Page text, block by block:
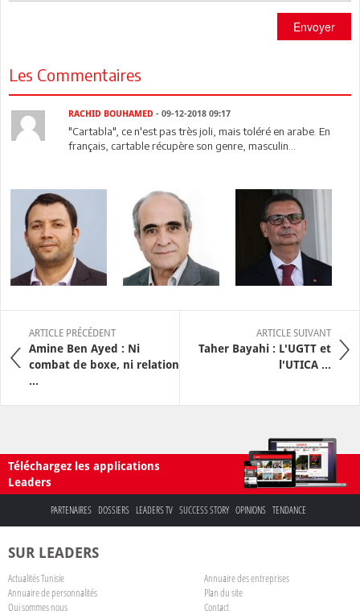
Envoyer
Les Commentaires
RACHID BOUHAMED - 09-12-2018 09:17
"Cartabla", ce n'est pas très joli, mais toléré en arabe. En
français, cartable récupère son genre, masculin...
ARTICLE PRÉCÉDENT
Amine Ben Ayed : Ni
combat de boxe, ni relation
...
ARTICLE SUIVANT
Taher Bayahi : L'UGTT et
l'UTICA ...
Téléchargez les applications
Leaders
PARTENAIRES DOSSIERS LEADERS TV SUCCESS STORY OPINIONS TENDANCE
SUR LEADERS
Actualités Tunisie
Annuaire des entreprises
Annuaire de personnalités
Plan du site
Qui sommes nous
Contact